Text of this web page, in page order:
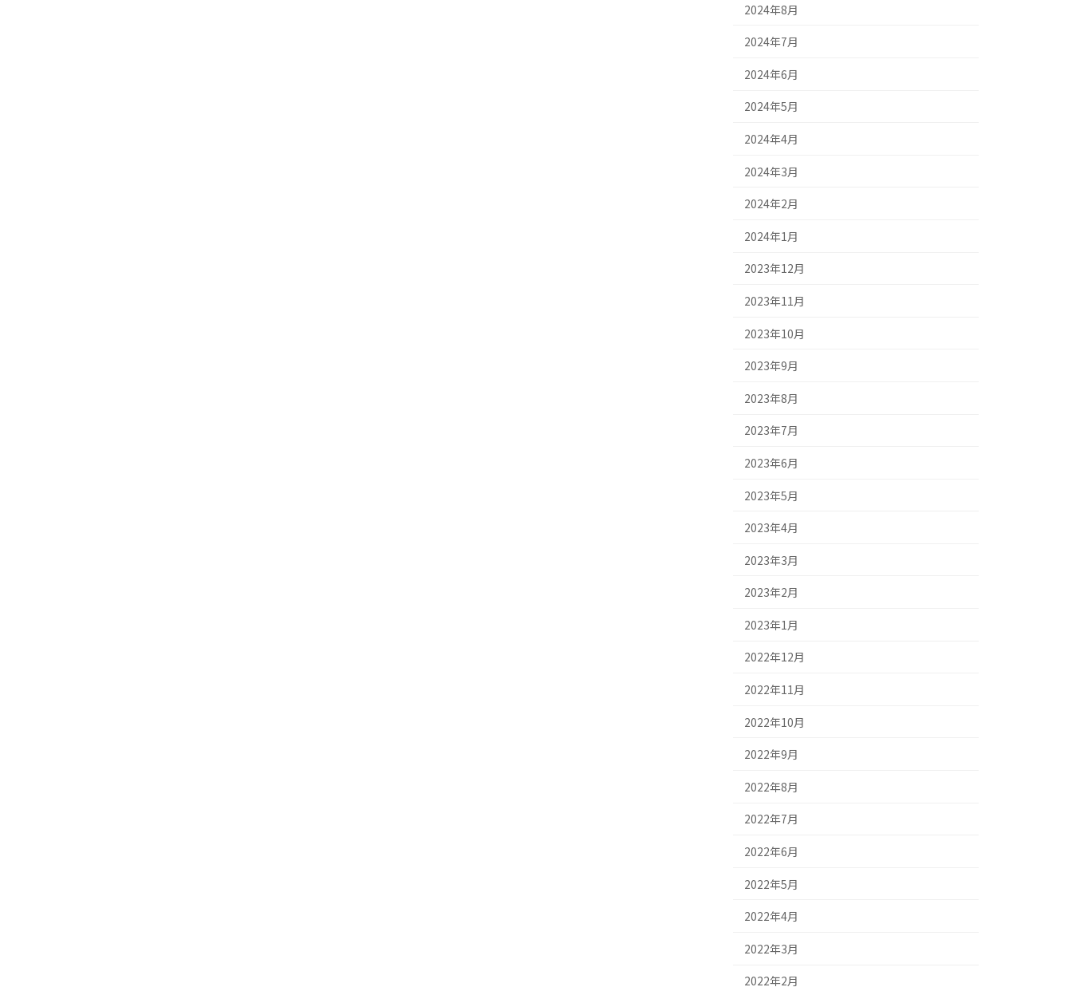
2024年8月
2024年7月
2024年6月
2024年5月
2024年4月
2024年3月
2024年2月
2024年1月
2023年12月
2023年11月
2023年10月
2023年9月
2023年8月
2023年7月
2023年6月
2023年5月
2023年4月
2023年3月
2023年2月
2023年1月
2022年12月
2022年11月
2022年10月
2022年9月
2022年8月
2022年7月
2022年6月
2022年5月
2022年4月
2022年3月
2022年2月